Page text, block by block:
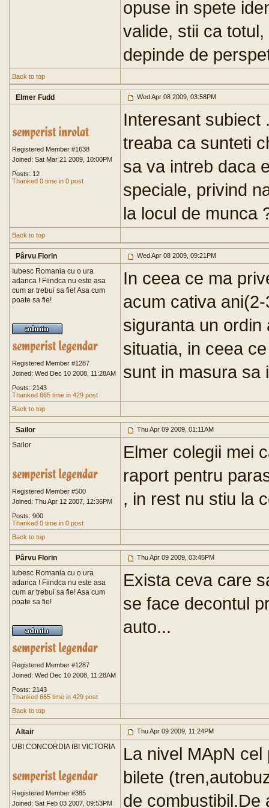
opuse in spete
valide, stii ca
depinde de
Back to top
Elmer Fudd Wed Apr 08 2009, 03:58PM
Registered Member #1638
Joined: Sat Mar 21 2009, 10:00PM
Posts: 12
Thanked 0 time in 0 post
Interesant subiect
treaba ca sunteti
sa va intreb daca
speciale, privind
la locul de munca
Back to top
Pârvu Florin Wed Apr 08 2009, 09:21PM
Iubesc Romania cu o ura
adanca ! Fiindca nu este asa
cum ar trebui sa fie! Asa cum
poate sa fie!
Registered Member #1287
Joined: Wed Dec 10 2008, 11:28AM
Posts: 2143
Thanked 665 time in 429 post
In ceea ce ma
acum cativa
siguranta un ordin
situatia, in ceea
sunt in masura sa
Back to top
Sailor Thu Apr 09 2009, 01:11AM
Sailor
Registered Member #500
Joined: Thu Apr 12 2007, 12:36PM
Posts: 900
Thanked 0 time in 0 post
Elmer colegii mei
raport pentru
, in rest nu stiu la
Back to top
Pârvu Florin Thu Apr 09 2009, 03:45PM
Iubesc Romania cu o ura
adanca ! Fiindca nu este asa
cum ar trebui sa fie! Asa cum
poate sa fie!
Registered Member #1287
Joined: Wed Dec 10 2008, 11:28AM
Posts: 2143
Thanked 665 time in 429 post
Exista ceva care
se face decontul
auto...
Back to top
Altair Thu Apr 09 2009, 11:24PM
UBI CONCORDIA IBI VICTORIA
Registered Member #385
Joined: Sat Feb 03 2007, 09:53PM
La nivel MApN
bilete
de combustibil.De